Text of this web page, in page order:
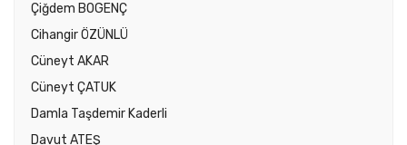
Çiğdem BOGENÇ
Cihangir ÖZÜNLÜ
Cüneyt AKAR
Cüneyt ÇATUK
Damla Taşdemir Kaderli
Davut ATEŞ